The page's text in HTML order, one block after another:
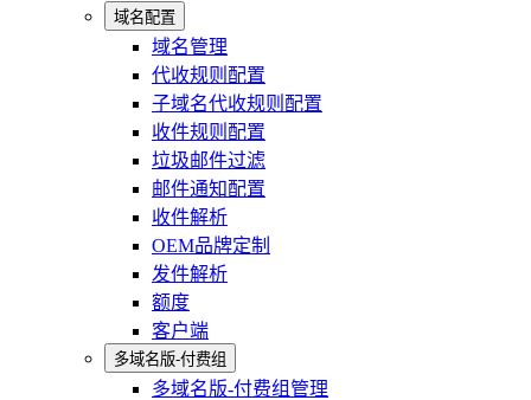
域名配置
域名管理
代收规则配置
子域名代收规则配置
收件规则配置
垃圾邮件过滤
邮件通知配置
收件解析
OEM品牌定制
发件解析
额度
客户端
多域名版-付费组
多域名版-付费组管理